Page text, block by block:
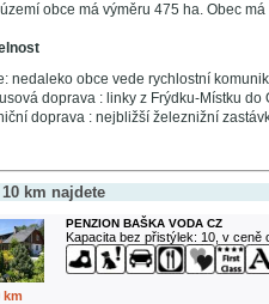
obce má výměru 475 ha. Obec
nedaleko obce vede rychlostní
doprava : linky z Frýdku-Místku do
doprava : nejbližší železnižní
km najdete
km
PENZION BAŠKA VODA CZ
Kapacita bez přistýlek: 10, v ceně